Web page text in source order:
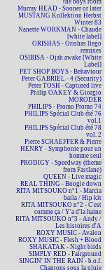
the boys room
Murray HEAD - Sooner or later
MUSTANG Kollektion Herbst
Winter 83
Nanette WORKMAN - Chaude
[white label]
ORISHAS - Orishas llego
remixes
OSIBISA - Ojah awake [White
Label]
PET SHOP BOYS - Behaviour
Peter GABRIEL - 4 (Security)
Peter TOSH - Captured live
Philip OAKEY & Giorgio
MORODER
PHILIPS - Promo Promo 74
PHILIPS Spécial Club été 76
vol.1
PHILIPS Spécial Club été 78
vol. 2
Pierre SCHAEFFER & Pierre
HENRY - Symphonie pour un
homme seul
PRODIGY - Speedway (theme
from Fastlane)
QUEEN - Live magic
REAL THING - Boogie down
RITA MITSOUKO n°1 - Marcia
baila / Hip kit
RITA MITSOUKO n°2 - C'est
comme ça / Y'a d'la haine
RITA MITSOUKO n°3 - Andy /
Les histoires d'A
ROXY MUSIC - Avalon
ROXY MUSIC - Flesh + Blood
SHAKATAK - Night birds
SIMPLY RED - Fairground
SINGIN' IN THE RAIN - b.o.f.
Chantons sous la pluie